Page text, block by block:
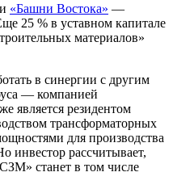
«Башни Востока» —
25 % в уставном капитале
материалов»
в синергии с другим
— компанией
является резидентом
трансформаторных
для производства
инвестор рассчитывает,
станет в том числе